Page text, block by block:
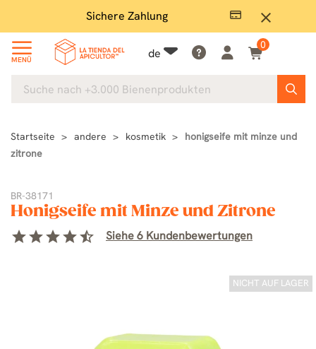
close
Sichere Zahlung
MENÜ de
0
Startseite andere kosmetik
honigseife mit minze und
zitrone
BR-38171
Honigseife mit Minze und Zitrone
starstarstarstarstar_half Siehe 6 Kundenbewertungen
NICHT AUF LAGER